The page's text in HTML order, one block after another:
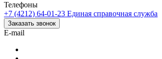
Телефоны
+7 (4212) 64-01-23 Единая справочная служба
Заказать звонок
E-mail